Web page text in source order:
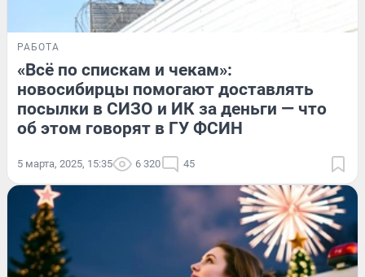
РАБОТА
«Всё по спискам и чекам»:
новосибирцы помогают доставлять
посылки в СИЗО и ИК за деньги — что
об этом говорят в ГУ ФСИН
5 марта, 2025, 15:35 6 320 45